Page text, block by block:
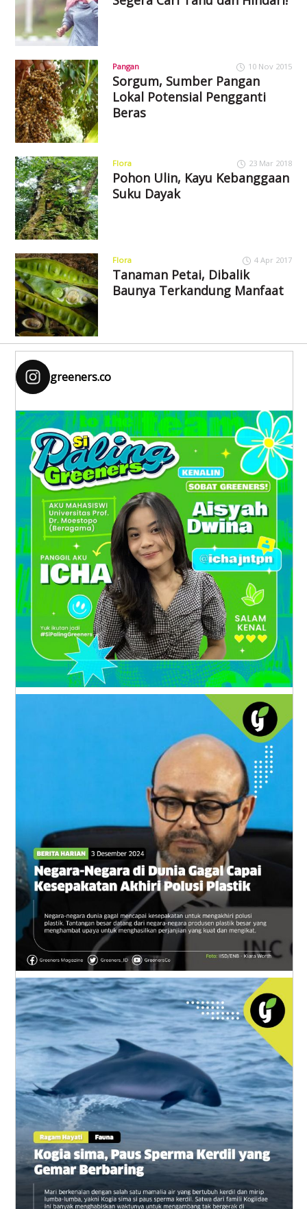
Pangan 10 Nov 2015
Sorgum, Sumber Pangan
Lokal Potensial Pengganti
Beras
Flora 23 Mar 2018
Pohon Ulin, Kayu Kebanggaan
Suku Dayak
Flora 4 Apr 2017
Tanaman Petai, Dibalik
Baunya Terkandung Manfaat
greeners.co